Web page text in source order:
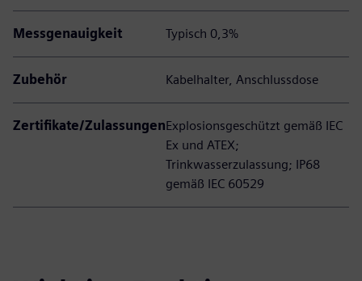
Messgenauigkeit Typisch 0,3%
Zubehör Kabelhalter, Anschlussdose
Zertifikate/ZulassungenExplosionsgeschützt gemäß IEC
Ex und ATEX;
Trinkwasserzulassung; IP68
gemäß IEC 60529